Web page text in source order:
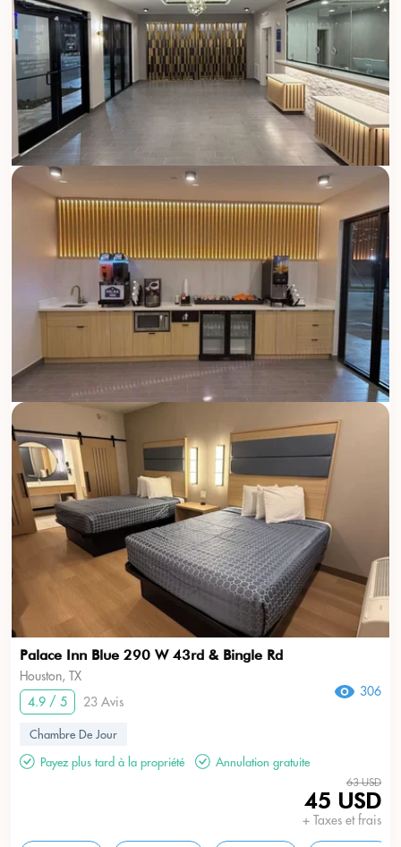
Palace Inn Blue 290 W 43rd & Bingle Rd
Houston, TX
4.9 / 5
23 Avis
306
Chambre De Jour
Payez plus tard à la propriété
Annulation gratuite
63 USD
45 USD
+ Taxes et frais